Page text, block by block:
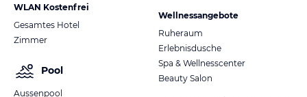
WLAN Kostenfrei
Gesamtes Hotel
Zimmer
Pool
Aussenpool
Wellnessangebote
Ruheraum
Erlebnisdusche
Spa & Wellnesscenter
Beauty Salon